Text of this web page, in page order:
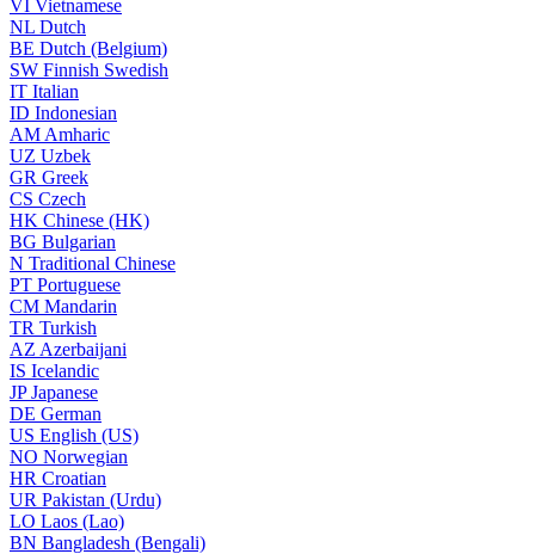
VI Vietnamese
NL Dutch
BE Dutch (Belgium)
SW Finnish Swedish
IT Italian
ID Indonesian
AM Amharic
UZ Uzbek
GR Greek
CS Czech
HK Chinese (HK)
BG Bulgarian
N Traditional Chinese
PT Portuguese
CM Mandarin
TR Turkish
AZ Azerbaijani
IS Icelandic
JPJapanese
DE German
US English (US)
NO Norwegian
HR Croatian
UR Pakistan (Urdu)
LO Laos (Lao)
BN Bangladesh (Bengali)